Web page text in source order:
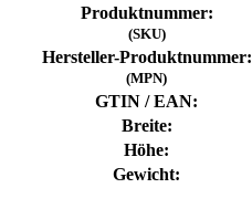
Produktnummer:
(SKU)
Hersteller-Produktnummer:
(MPN)
GTIN / EAN:
Breite:
Höhe:
Gewicht: